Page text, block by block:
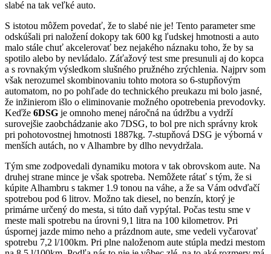
slabé na tak veľké auto.
S istotou môžem povedať, že to slabé nie je! Tento parameter sme
odskúšali pri naložení dokopy tak 600 kg ľudskej hmotnosti a auto
malo stále chuť akcelerovať bez nejakého náznaku toho, že by sa
spotilo alebo by nevládalo. Záťažový test sme presunuli aj do kopca
a s rovnakým výsledkom slušného pružného zrýchlenia. Najprv som
však nerozumel skombinovaniu tohto motora so 6-stupňovým
automatom, no po pohľade do technického preukazu mi bolo jasné,
že inžinierom išlo o eliminovanie možného opotrebenia prevodovky.
Keďže 6DSG je omnoho menej náročná na údržbu a vydrží
surovejšie zaobchádzanie ako 7DSG, to bol pre nich správny krok
pri pohotovostnej hmotnosti 1887kg. 7-stupňová DSG je výborná v
menších autách, no v Alhambre by dlho nevydržala.
Tým sme zodpovedali dynamiku motora v tak obrovskom aute. Na
druhej strane mince je však spotreba. Nemôžete rátať s tým, že si
kúpite Alhambru s takmer 1.9 tonou na váhe, a že sa Vám odvďačí
spotrebou pod 6 litrov. Možno tak diesel, no benzín, ktorý je
primárne určený do mesta, si túto daň vypýtal. Počas testu sme v
meste mali spotrebu na úrovni 9,1 litra na 100 kilometrov. Pri
úspornej jazde mimo neho a prázdnom aute, sme vedeli vyčarovať
spotrebu 7,2 l/100km. Pri plne naloženom aute stúpla medzi mestom